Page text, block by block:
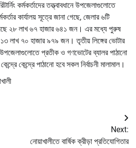
কর্মকর্তাদের তত্ত্বাবধানে উপজেলাগুলোতে
কার্যালয় সূত্রে জানা গেছে, জেলার ৬টি
২৮ লাখ ৬৭ হাজার ৬৪১ জন। এর মধ্যে পুরুষ
লাখ ৭০ হাজার ৯৭৯ জন। তৃতীয় লিঙ্গের ভোটার
প্রতীক ও গণভোটের ব্যালর পাঠানো
কেন্দ্রে পাঠানো হবে সকল নির্বাচনী মালামাল।
Next:
নোয়াখালীতে বার্ষিক ক্রীড়া প্রতিযোগিতার